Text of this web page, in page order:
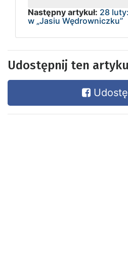
Następny artykuł: 28
w „Jasiu Wędrowniczku”
Udostępnij ten